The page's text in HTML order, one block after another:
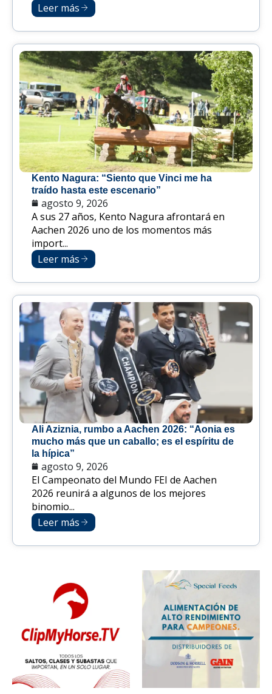
Leer más
Kento Nagura: “Siento que Vinci me ha
traído hasta este escenario”
agosto 9, 2026
A sus 27 años, Kento Nagura afrontará en
Aachen 2026 uno de los momentos más
import...
Leer más
Ali Aziznia, rumbo a Aachen 2026: “Aonia es
mucho más que un caballo; es el espíritu de
la hípica”
agosto 9, 2026
El Campeonato del Mundo FEI de Aachen
2026 reunirá a algunos de los mejores
binomio...
Leer más